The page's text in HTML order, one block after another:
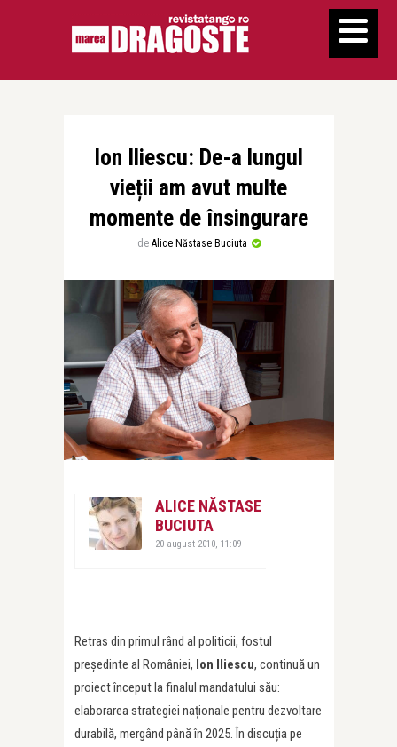
Ion Iliescu: De-a lungul
vieții am avut multe
momente de însingurare
de Alice Năstase Buciuta
ALICE NĂSTASE
BUCIUTA
20 august 2010, 11:09
Retras din primul rând al politicii, fostul
președinte al României, Ion Iliescu, continuă un
proiect început la finalul mandatului său:
elaborarea strategiei naționale pentru dezvoltare
durabilă, mergând până în 2025. În discuția pe